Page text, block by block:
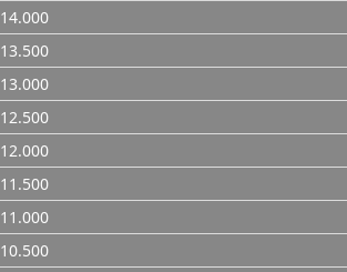
14.000
13.500
13.000
12.500
12.000
11.500
11.000
10.500